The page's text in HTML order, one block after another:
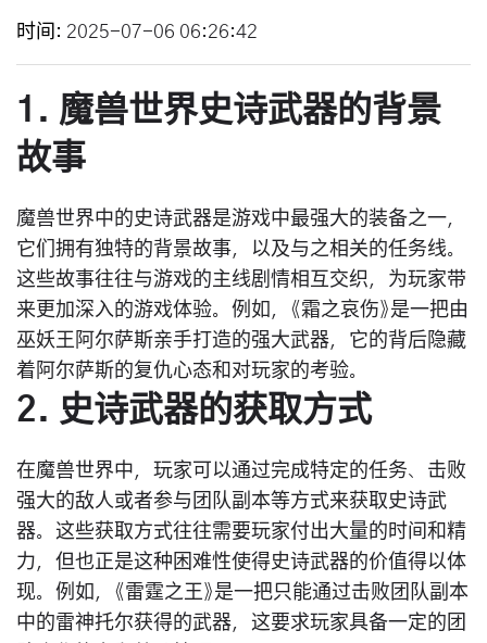
时间 2025-07-06 06:26:42
1. 魔兽世界史诗武器的背景
故事
魔兽世界中的史诗武器是游戏中最强大的装备之一，
它们拥有独特的背景故事，以及与之相关的任务线。
这些故事往往与游戏的主线剧情相互交织，为玩家带
来更加深入的游戏体验。例如，《霜之哀伤》是一把由
巫妖王阿尔萨斯亲手打造的强大武器，它的背后隐藏
着阿尔萨斯的复仇心态和对玩家的考验。
2. 史诗武器的获取方式
在魔兽世界中，玩家可以通过完成特定的任务、击败
强大的敌人或者参与团队副本等方式来获取史诗武
器。这些获取方式往往需要玩家付出大量的时间和精
力，但也正是这种困难性使得史诗武器的价值得以体
现。例如，《雷霆之王》是一把只能通过击败团队副本
中的雷神托尔获得的武器，这要求玩家具备一定的团